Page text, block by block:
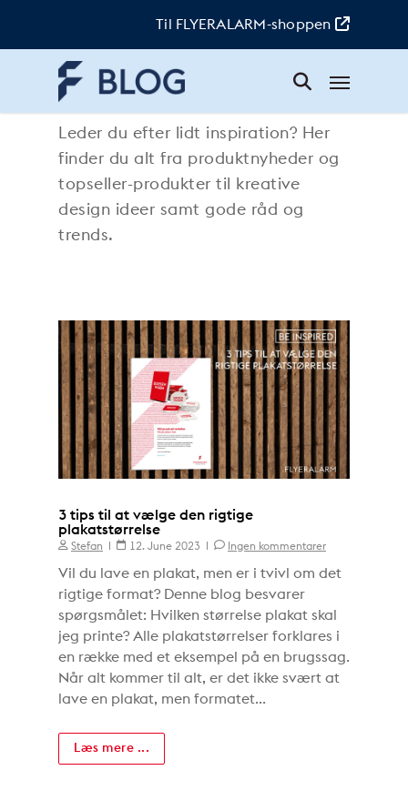
Til FLYERALARM-shoppen
BeInspired
Leder du efter lidt inspiration? Her
finder du alt fra produktnyheder og
topseller-produkter til kreative
design ideer samt gode råd og
trends.
3 tips til at vælge den rigtige
plakatstørrelse
Stefan 12. June 2023 Ingen kommentarer
Vil du lave en plakat, men er i tvivl om det
rigtige format? Denne blog besvarer
spørgsmålet: Hvilken størrelse plakat skal
jeg printe? Alle plakatstørrelser forklares i
en række med et eksempel på en brugssag.
Når alt kommer til alt, er det ikke svært at
lave en plakat, men formatet...
Læs mere ...